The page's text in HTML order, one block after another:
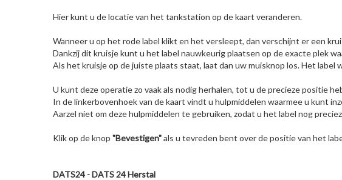
Hier kunt u de locatie van het tankstation op de kaart veranderen.
Wanneer u op het rode label klikt en het versleept, dan verschijnt er een
Dankzij dit kruisje kunt u het label nauwkeurig plaatsen op de exacte plek
Als het kruisje op de juiste plaats staat, laat dan uw muisknop los. Het
U kunt deze operatie zo vaak als nodig herhalen, tot u de precieze positie
In de linkerbovenhoek van de kaart vindt u hulpmiddelen waarmee u kunt
Aarzel niet om deze hulpmiddelen te gebruiken, zodat u het label nog
Klik op de knop "Bevestigen"als u tevreden bent over de positie van het
DATS24 - DATS 24 Herstal